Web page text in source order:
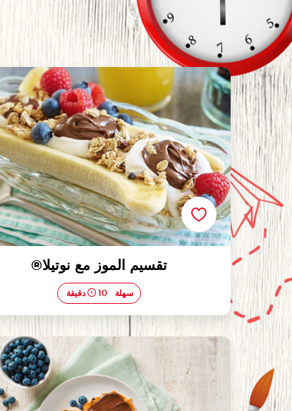
تقسيم الموز مع نوتيلا®
تقسيم الموز مع نوتيلا®
سهلة 10 دقيقة
فطائر التوت و الزبادي مع نوتيلا®